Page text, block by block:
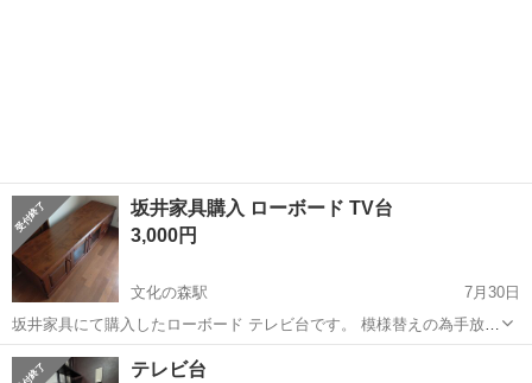
坂井家具購入 ローボード TV台
3,000円
文化の森駅
7月30日
坂井家具にて購入したローボード テレビ台です。 模様替えの為手放し
ます。 少々の傷はありますが、扉や金具ヒンジ等、造りはしっかりし
た物です。 サイズは、横160㎝、高さ47cm、奥行き46cmです。 引き
徳島 徳島市 文化の森駅
テレビ台